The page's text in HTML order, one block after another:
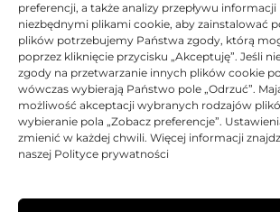
preferencji, a także analizy przepływu informacji
niezbędnymi plikami cookie, aby zainstalować
plików potrzebujemy Państwa zgody, którą
poprzez kliknięcie przycisku „Akceptuję”. Jeśli
zgody na przetwarzanie innych plików cookie
wówczas wybierają Państwo pole „Odrzuć”.
możliwość akceptacji wybranych rodzajów
wybieranie pola „Zobacz preferencje”.
zmienić w każdej chwili. Więcej informacji
naszej Polityce prywatności
Oceniono0
BRAK